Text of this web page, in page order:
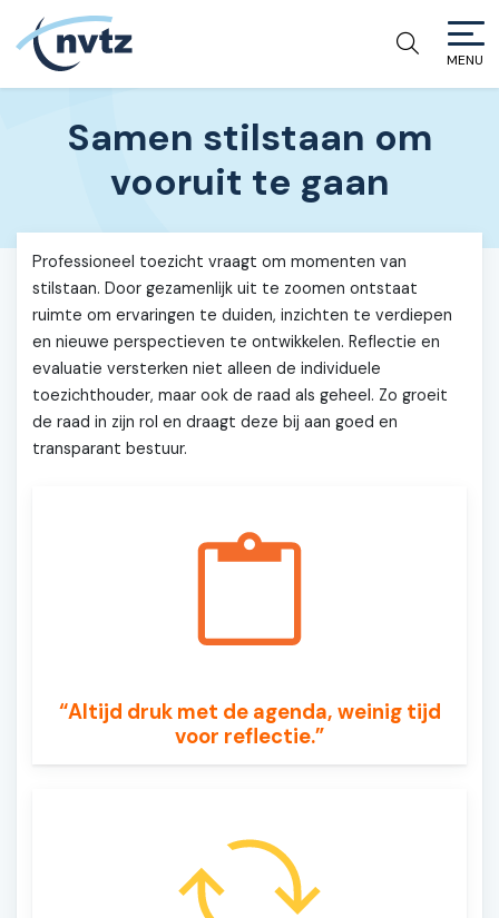
NVTZ
MENU
Samen stilstaan om
vooruit te gaan
Professioneel toezicht vraagt om momenten van
stilstaan. Door gezamenlijk uit te zoomen ontstaat
ruimte om ervaringen te duiden, inzichten te verdiepen
en nieuwe perspectieven te ontwikkelen. Reflectie en
evaluatie versterken niet alleen de individuele
toezichthouder, maar ook de raad als geheel. Zo groeit
de raad in zijn rol en draagt deze bij aan goed en
transparant bestuur.
“Altijd druk met de agenda, weinig tijd
voor reflectie.”